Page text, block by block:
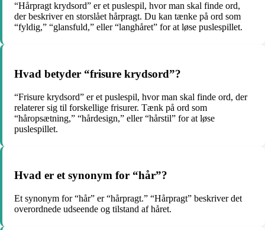
“Hårpragt krydsord” er et puslespil, hvor man skal finde ord,
der beskriver en storslået hårpragt. Du kan tænke på ord som
“fyldig,” “glansfuld,” eller “langhåret” for at løse puslespillet.
Hvad betyder “frisure krydsord”?
“Frisure krydsord” er et puslespil, hvor man skal finde ord, der
relaterer sig til forskellige frisurer. Tænk på ord som
“håropsætning,” “hårdesign,” eller “hårstil” for at løse
puslespillet.
Hvad er et synonym for “hår”?
Et synonym for “hår” er “hårpragt.” “Hårpragt” beskriver det
overordnede udseende og tilstand af håret.